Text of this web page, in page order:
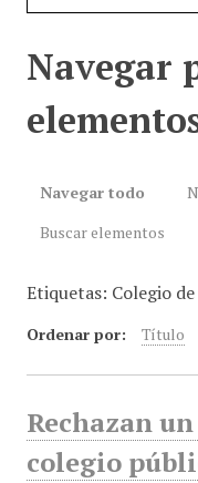
Navegar
Navegar todo
Buscar elementos
Etiquetas: Colegio
Ordenar por: Título
Rechazan
colegio